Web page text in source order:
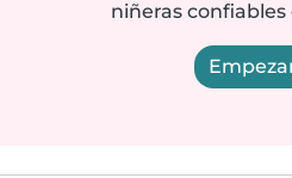
niñeras confiables